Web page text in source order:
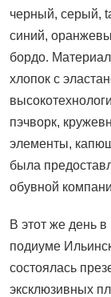
черный, серый,
синий,
бордо.
хлопок с
пэчворк,
элементы,
была
обувной
В этот же день
подиуме
состоялась
эксклюзивных